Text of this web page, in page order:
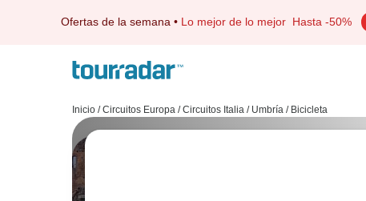
Ofertas de la semana • Lo mejor de lo mejor Hasta -50%
Inicio / Circuitos Europa / Circuitos Italia / Umbría / Bicicleta